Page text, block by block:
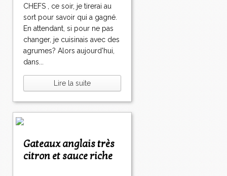
CHEFS , ce soir, je tirerai au
sort pour savoir qui a gagné.
En attendant, si pour ne pas
changer, je cuisinais avec des
agrumes? Alors aujourd'hui,
dans...
Lire la suite
Gateaux anglais très
citron et sauce riche